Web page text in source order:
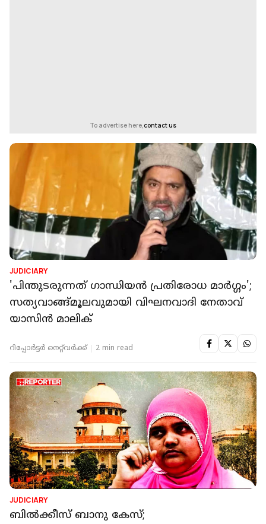
To advertise here, contact us
JUDICIARY
'പിന്തുടരുന്നത് ഗാന്ധിയൻ പ്രതിരോധ മാർഗ്ഗം';
സത്യവാങ്ങ്മൂലവുമായി വിഘനവാദി നേതാവ്
യാസിൻ മാലിക്
റിപ്പോർട്ടർ നെറ്റ്‌വര്‍ക്ക്‌ 2 min read
JUDICIARY
ബിൽക്കീസ് ബാനു കേസ്;